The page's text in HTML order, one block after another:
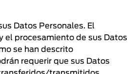
Datos Personales. El
el procesamiento de sus Datos
se han descrito
requerir que sus Datos